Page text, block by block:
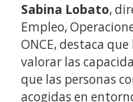
Sabina Lobato,
Empleo,
ONCE, destaca
valorar las
que las personas
acogidas en